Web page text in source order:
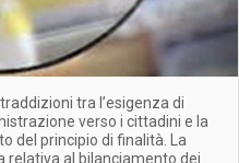
tra l’esigenza di
verso i cittadini e la
del principio di finalità. La
relativa al bilanciamento dei